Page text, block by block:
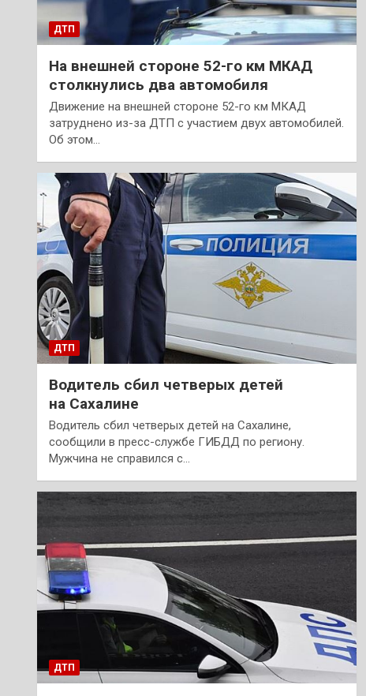
ДТП
На внешней стороне 52-го км МКАД
столкнулись два автомобиля
Движение на внешней стороне 52-го км МКАД
затруднено из-за ДТП с участием двух автомобилей.
Об этом…
ДТП
Водитель сбил четверых детей
на Сахалине
Водитель сбил четверых детей на Сахалине,
сообщили в пресс-службе ГИБДД по региону.
Мужчина не справился с…
ДТП